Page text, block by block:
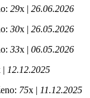
29x | 26.06.2026
30x | 26.05.2026
33x | 06.05.2026
| 12.12.2025
75x | 11.12.2025